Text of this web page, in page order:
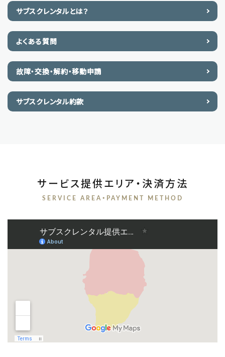
サブスクレンタルとは？
よくある質問
故障・交換・解約・移動申請
サブスクレンタル約款
サービス提供エリア・決済方法
SERVICE AREA・PAYMENT METHOD